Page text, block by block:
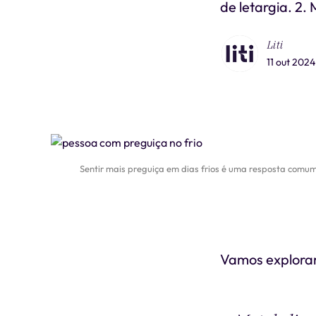
de letargia. 2.
Liti
11 out 2024
Sentir mais preguiça em dias frios é uma resposta
Vamos